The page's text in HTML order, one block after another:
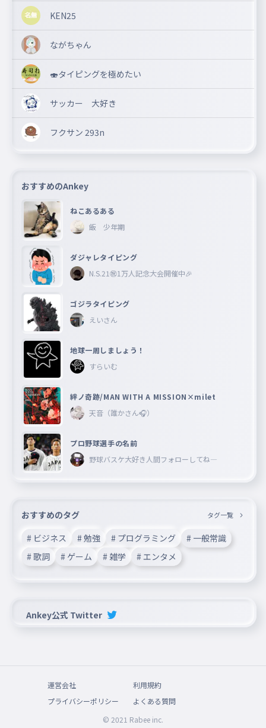
KEN25
ながちゃん
🍣タイピングを極めたい
サッカー 大好き
フクサン 293n
おすすめのAnkey
ねこあるある
飯 少年期
ダジャレタイピング
N.S.21㊗︎1万人記念大会開催中🎉
ゴジラタイピング
えいさん
地球一周しましょう！
すらいむ
絆ノ奇跡/MAN WITH A MISSION×milet
天音（誰かさん🎧）
プロ野球選手の名前
野球バスケ大好き人間フォローしてね―
おすすめのタグ タグ一覧
# ビジネス # 勉強 # プログラミング
# 一般常識
# 歌詞
# ゲーム # 雑学 # エンタメ
Ankey公式 Twitter
運営会社
利用規約
プライバシーポリシー
よくある質問
© 2021 Rabee inc.